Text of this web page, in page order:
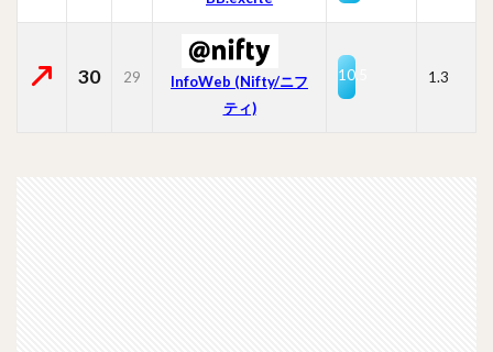
30 29
InfoWeb (Nifty/ニフ
ティ)
10.5 1.3